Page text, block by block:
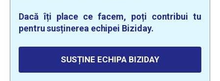
Dacă îți place ce facem, poți contribui tu
pentru susținerea echipei Biziday.
SUSȚINE ECHIPA BIZIDAY